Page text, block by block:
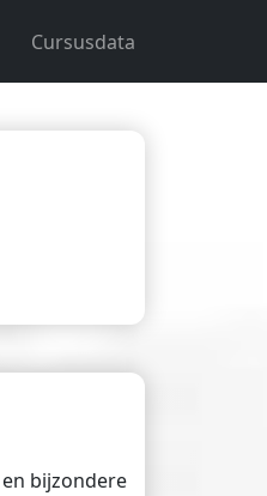
Cursusdata
bijzondere